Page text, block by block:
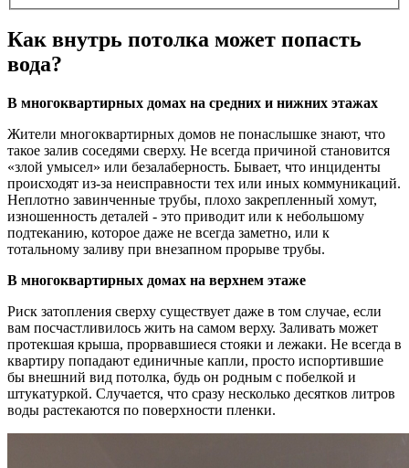
Как внутрь потолка может попасть
вода?
В многоквартирных домах на средних и нижних этажах
Жители многоквартирных домов не понаслышке знают, что
такое залив соседями сверху. Не всегда причиной становится
«злой умысел» или безалаберность. Бывает, что инциденты
происходят из-за неисправности тех или иных коммуникаций.
Неплотно завинченные трубы, плохо закрепленный хомут,
изношенность деталей - это приводит или к небольшому
подтеканию, которое даже не всегда заметно, или к
тотальному заливу при внезапном прорыве трубы.
В многоквартирных домах на верхнем этаже
Риск затопления сверху существует даже в том случае, если
вам посчастливилось жить на самом верху. Заливать может
протекшая крыша, прорвавшиеся стояки и лежаки. Не всегда в
квартиру попадают единичные капли, просто испортившие
бы внешний вид потолка, будь он родным с побелкой и
штукатуркой. Случается, что сразу несколько десятков литров
воды растекаются по поверхности пленки.